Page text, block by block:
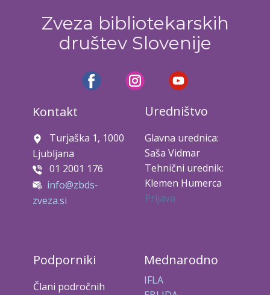
Zveza bibliotekarskih
društev Slovenije
Kontakt
Turjaška 1, 1000
Ljubljana
01 2001 176
info@zbds-
zveza.si
Uredništvo
Glavna urednica:
Saša Vidmar
Tehnični urednik:
Klemen Humerca
Prijava
Podporniki
Člani področnih
Mednarodno
IFLA